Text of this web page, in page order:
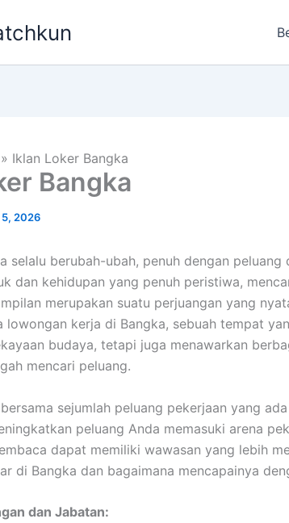
Iklan Loker Bangka
Bangka
5, 2026
selalu berubah-ubah, penuh dengan
dan kehidupan yang penuh peristiwa,
merupakan suatu perjuangan yang
lowongan kerja di Bangka, sebuah tempat
budaya, tetapi juga menawarkan
mencari peluang.
sejumlah peluang pekerjaan yang
peluang Anda memasuki arena
dapat memiliki wawasan yang lebih
di Bangka dan bagaimana mencapainya
dan Jabatan: